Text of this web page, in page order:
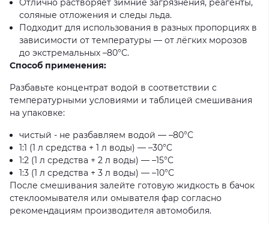
соляные отложения и следы льда.
Подходит для использования в разных пропорциях в
зависимости от температуры — от лёгких морозов
до экстремальных –80°C.
Способ применения:
Разбавьте концентрат водой в соответствии с
температурными условиями и таблицей смешивания
на упаковке:
чистый - не разбавляем водой — –80°C
1:1 (1 л средства + 1 л воды) — –30°C
1:2 (1 л средства + 2 л воды) — –15°C
1:3 (1 л средства + 3 л воды) — –10°C
После смешивания залейте готовую жидкость в бачок
стеклоомывателя или омывателя фар согласно
рекомендациям производителя автомобиля.